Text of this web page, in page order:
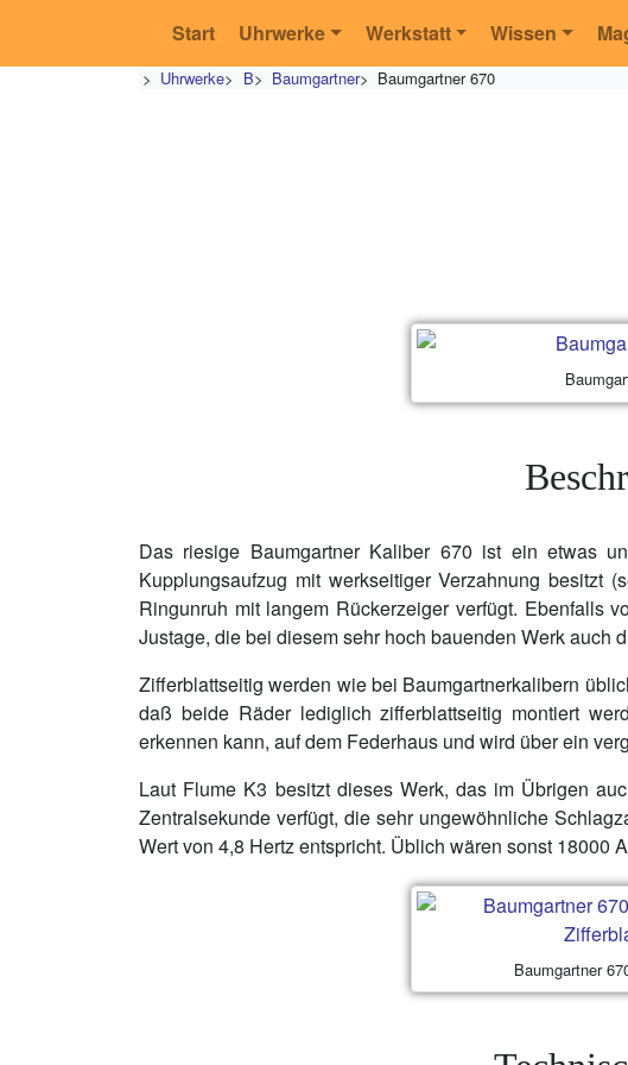
Start Uhrwerke Werkstatt Wissen
> Uhrwerke> B> Baumgartner> Baumgartner 670
Das riesige Baumgartner Kaliber 670 ist ein etwas
Kupplungsaufzug mit werkseitiger Verzahnung besitzt
Ringunruh mit langem Rückerzeiger verfügt. Ebenfalls
Justage, die bei diesem sehr hoch bauenden Werk auch
Zifferblattseitig werden wie bei Baumgartnerkalibern
daß beide Räder lediglich zifferblattseitig montiert
erkennen kann, auf dem Federhaus und wird über ein
Laut Flume K3 besitzt dieses Werk, das im Übrigen
Zentralsekunde verfügt, die sehr ungewöhnliche
Wert von 4,8 Hertz entspricht. Üblich wären sonst 18000
Baumgartner